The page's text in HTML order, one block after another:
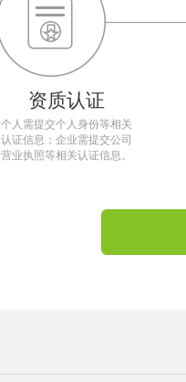
资质认证
个人需提交个人身份等相关
认证信息；企业需提交公司
营业执照等相关认证信息。